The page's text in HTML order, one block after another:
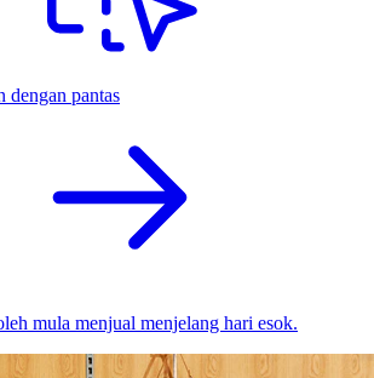
dengan pantas
mula menjual menjelang hari esok.